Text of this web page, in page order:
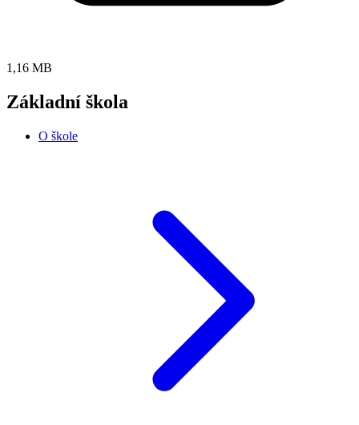
1,16 MB
Základní škola
O škole